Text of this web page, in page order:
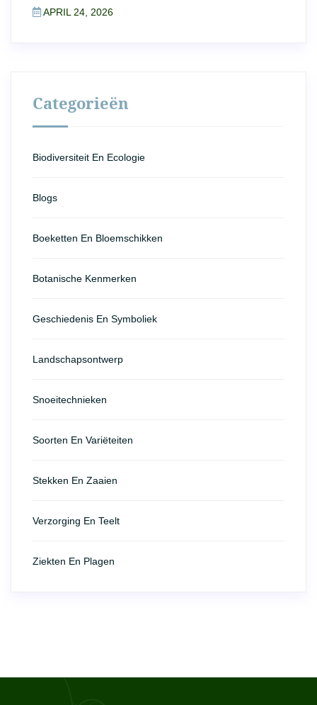
APRIL 24, 2026
Categorieën
Biodiversiteit En Ecologie
Blogs
Boeketten En Bloemschikken
Botanische Kenmerken
Geschiedenis En Symboliek
Landschapsontwerp
Snoeitechnieken
Soorten En Variëteiten
Stekken En Zaaien
Verzorging En Teelt
Ziekten En Plagen